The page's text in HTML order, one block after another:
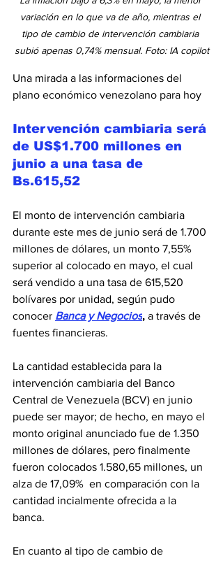
variación en lo que va de año, mientras el
tipo de cambio de intervención cambiaria
subió apenas 0,74% mensual. Foto: IA copilot
Una mirada a las informaciones del
plano económico venezolano para hoy
Intervención cambiaria será
de US$1.700 millones en
junio a una tasa de
Bs.615,52
El monto de intervención cambiaria
durante este mes de junio será de 1.700
millones de dólares, un monto 7,55%
superior al colocado en mayo, el cual
será vendido a una tasa de 615,520
bolívares por unidad, según pudo
conocer Banca y Negocios, a través de
fuentes financieras.
La cantidad establecida para la
intervención cambiaria del Banco
Central de Venezuela (BCV) en junio
puede ser mayor; de hecho, en mayo el
monto original anunciado fue de 1.350
millones de dólares, pero finalmente
fueron colocados 1.580,65 millones, un
alza de 17,09%  en comparación con la
cantidad incialmente ofrecida a la
banca.
En cuanto al tipo de cambio de